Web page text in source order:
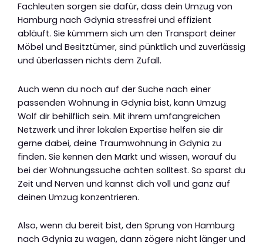
Fachleuten sorgen sie dafür, dass dein Umzug von
Hamburg nach Gdynia stressfrei und effizient
abläuft. Sie kümmern sich um den Transport deiner
Möbel und Besitztümer, sind pünktlich und zuverlässig
und überlassen nichts dem Zufall.
Auch wenn du noch auf der Suche nach einer
passenden Wohnung in Gdynia bist, kann Umzug
Wolf dir behilflich sein. Mit ihrem umfangreichen
Netzwerk und ihrer lokalen Expertise helfen sie dir
gerne dabei, deine Traumwohnung in Gdynia zu
finden. Sie kennen den Markt und wissen, worauf du
bei der Wohnungssuche achten solltest. So sparst du
Zeit und Nerven und kannst dich voll und ganz auf
deinen Umzug konzentrieren.
Also, wenn du bereit bist, den Sprung von Hamburg
nach Gdynia zu wagen, dann zögere nicht länger und